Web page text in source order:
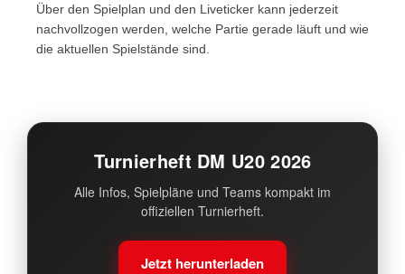
Über den Spielplan und den Liveticker kann jederzeit
nachvollzogen werden, welche Partie gerade läuft und wie
die aktuellen Spielstände sind.
Turnierheft DM U20 2026
Alle Infos, Spielpläne und Teams kompakt im
offiziellen Turnierheft.
Jetzt herunterladen